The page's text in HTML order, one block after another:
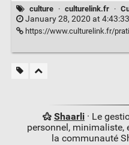
culture · culturelink.fr ·
January 28, 2020 at 4:43:33
https://www.culturelink.fr/pratiques-pros/
Shaarli· Le
personnel, minimaliste,
la communauté